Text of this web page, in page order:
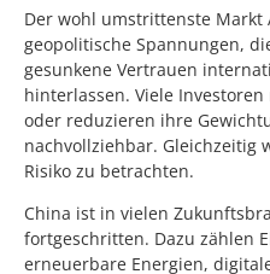
Der wohl umstrittenste Markt
geopolitische Spannungen,
gesunkene Vertrauen
hinterlassen. Viele
oder reduzieren ihre
nachvollziehbar. Gleichzeitig
Risiko zu betrachten.
China ist in vielen
fortgeschritten. Dazu zählen
erneuerbare Energien,